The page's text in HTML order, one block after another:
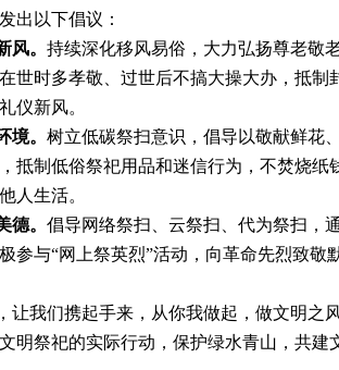
出以下倡议：
风。 持续深化移风易俗，大力弘扬尊老敬
世时多孝敬、过世后不搞大操大办，抵制
仪新风。
境。 树立低碳祭扫意识，倡导以敬献鲜花
抵制低俗祭祀用品和迷信行为，不焚烧纸
人生活。
德。 倡导网络祭扫、云祭扫、代为祭扫，
参与“网上祭英烈”活动，向革命先烈致敬
让我们携起手来，从你我做起，做文明之
明祭祀的实际行动，保护绿水青山，共建